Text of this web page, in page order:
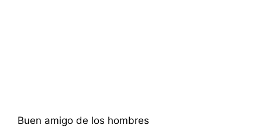
Buen amigo de los hombres